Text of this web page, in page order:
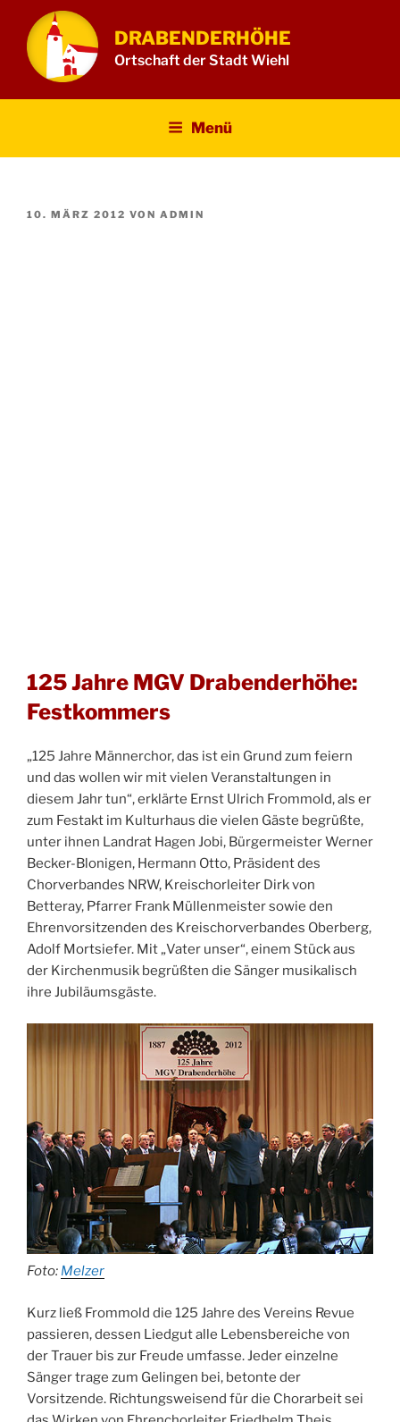
Inhalt
springen
DRABENDERHÖHE
Ortschaft der Stadt Wiehl
Menü
VERÖFFENTLICHT
10. MÄRZ 2012 VON ADMIN
125 Jahre MGV Drabenderhöhe:
Festkommers
„125 Jahre Männerchor, das ist ein Grund zum feiern
und das wollen wir mit vielen Veranstaltungen in
diesem Jahr tun“, erklärte Ernst Ulrich Frommold, als er
zum Festakt im Kulturhaus die vielen Gäste begrüßte,
unter ihnen Landrat Hagen Jobi, Bürgermeister Werner
Becker-Blonigen, Hermann Otto, Präsident des
Chorverbandes NRW, Kreischorleiter Dirk von
Betteray, Pfarrer Frank Müllenmeister sowie den
Ehrenvorsitzenden des Kreischorverbandes Oberberg,
Adolf Mortsiefer. Mit „Vater unser“, einem Stück aus
der Kirchenmusik begrüßten die Sänger musikalisch
ihre Jubiläumsgäste.
Foto: Melzer
Kurz ließ Frommold die 125 Jahre des Vereins Revue
passieren, dessen Liedgut alle Lebensbereiche von
der Trauer bis zur Freude umfasse. Jeder einzelne
Sänger trage zum Gelingen bei, betonte der
Vorsitzende. Richtungsweisend für die Chorarbeit sei